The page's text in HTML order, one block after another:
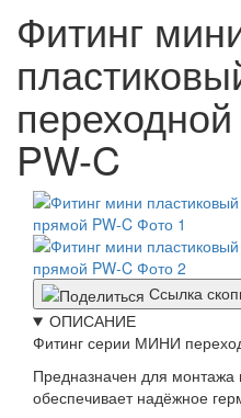
Фитинг
PW-C
Ссылка
ОПИСАНИЕ
Фитинг серии МИНИ
Предназначен для монтажа
обеспечивает надёжное